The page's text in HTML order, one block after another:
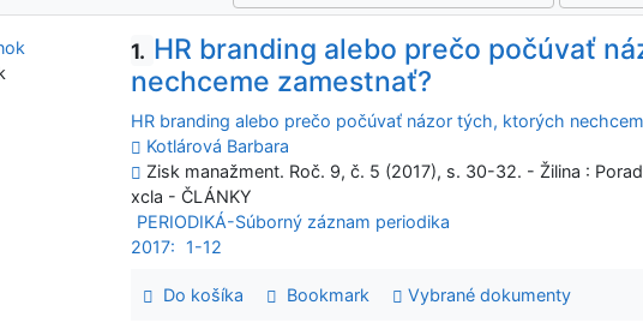
1. HR branding alebo prečo počúvať
nechceme zamestnať?
HR branding alebo prečo počúvať názor tých, ktorých
Kotlárová Barbara
Zisk manažment. Roč. 9, č. 5 (2017), s. 30-32. - Žilina :
xcla - ČLÁNKY
PERIODIKÁ-Súborný záznam periodika
2017:
1-12
Do košíka Bookmark Vybrané dokumenty